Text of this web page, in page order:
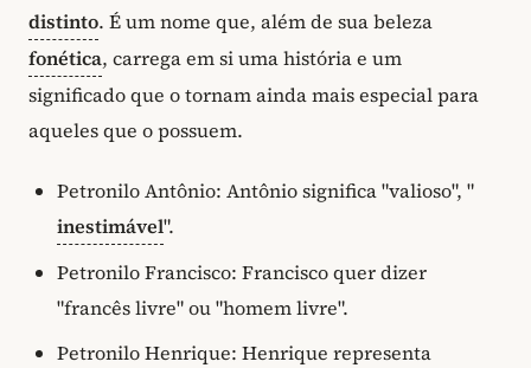
distinto. É um nome que, além de sua beleza
fonética, carrega em si uma história e um
significado que o tornam ainda mais especial para
aqueles que o possuem.
Petronilo Antônio: Antônio significa "valioso", "
inestimável".
Petronilo Francisco: Francisco quer dizer
"francês livre" ou "homem livre".
Petronilo Henrique: Henrique representa